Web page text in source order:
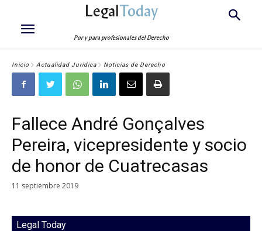
LegalToday
Por y para profesionales del Derecho
Inicio Actualidad Jurídica Noticias de Derecho
Fallece André Gonçalves
Pereira, vicepresidente y socio
de honor de Cuatrecasas
11 septiembre 2019
Legal Today